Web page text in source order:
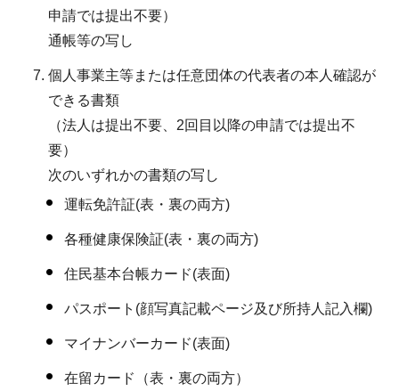
申請では提出不要）
通帳等の写し
個人事業主等または任意団体の代表者の本人確認が
できる書類
（法人は提出不要、2回目以降の申請では提出不
要）
次のいずれかの書類の写し
運転免許証(表・裏の両方)
各種健康保険証(表・裏の両方)
住民基本台帳カード(表面)
パスポート(顔写真記載ページ及び所持人記入欄)
マイナンバーカード(表面)
在留カード（表・裏の両方）